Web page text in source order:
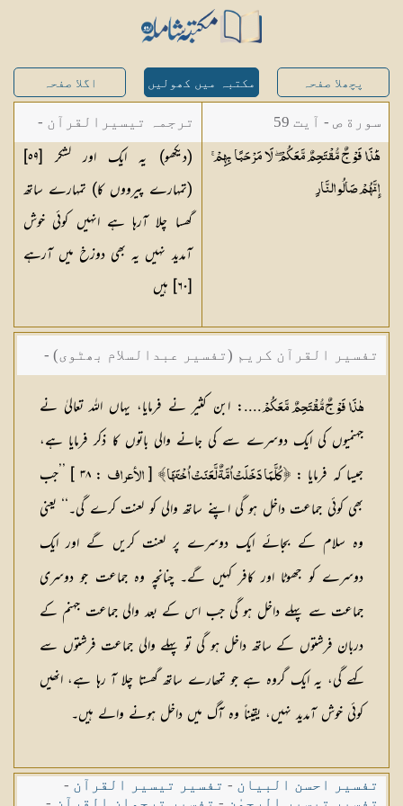
پچھلا صفحہ مکتبہ میں کھولیں اگلا صفحہ
سورة ص - آیت 59
هَٰذَا فَوْجٌ مُّقْتَحِمٌ مَّعَكُمْ ۖ لَا مَرْحَبًا بِهِمْ ۚ
إِنَّهُمْ صَالُوالنَّارِ
ترجمہ تیسیرالقرآن -
مولانا عبد الرحمن
کیلانی
(دیکھو) یہ ایک اور لشکر [٥٩]
(تمہارے پیرووں کا) تمہارے ساتھ
گھسا چلا آرہا ہے انہیں کوئی خوش
آمدید نہیں یہ بھی دوزخ میں آرہے
[٦٠] ہیں
تفسیر القرآن کریم (تفسیر عبدالسلام بھٹوی) -
حافظ عبدالسلام بن محمد
هٰذَا فَوْجٌ مُّقْتَحِمٌ مَّعَكُمْ....: ابن کثیر نے فرمایا، یہاں اللہ تعالیٰ نے
جہنمیوں کی ایک دوسرے سے کی جانے والی باتوں کا ذکر فرمایا ہے،
جیسا کہ فرمایا : ﴿ كُلَّمَا دَخَلَتْ اُمَّةٌ لَّعَنَتْ اُخْتَهَا ﴾ [الأعراف
: ۳۸ ] ’’جب
بھی کوئی جماعت داخل ہو گی اپنے ساتھ والی کو لعنت کرے گی۔‘‘ یعنی
وہ سلام کے بجائے ایک دوسرے پر لعنت کریں گے اور ایک
دوسرے کو جھوٹا اور کافر کہیں گے۔ چنانچہ وہ جماعت جو دوسری
جماعت سے پہلے داخل ہو گی جب اس کے بعد والی جماعت جہنم کے
دربان فرشتوں کے ساتھ داخل ہو گی تو پہلے والی جماعت فرشتوں سے
کہے گی، یہ ایک گروہ ہے جو تمھارے ساتھ گھستا چلا آ رہا ہے، انھیں
کوئی خوش آمدید نہیں، یقیناً وہ آگ میں داخل ہونے والے ہیں۔
تفسیر احسن البیان - تفسیر تیسیر القرآن -